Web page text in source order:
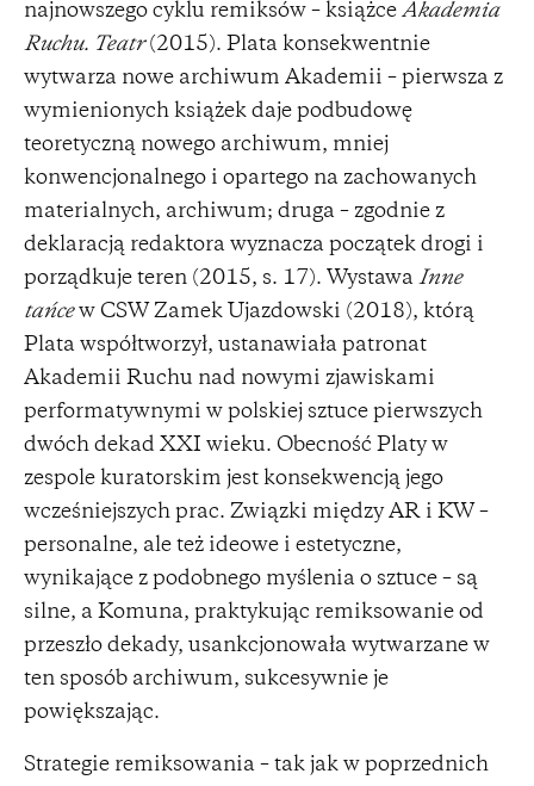
najnowszego cyklu remiksów – książce Akademia
Ruchu. Teatr(2015). Plata konsekwentnie
wytwarza nowe archiwum Akademii – pierwsza z
wymienionych książek daje podbudowę
teoretyczną nowego archiwum, mniej
konwencjonalnego i opartego na zachowanych
materialnych, archiwum; druga – zgodnie z
deklaracją redaktora wyznacza początek drogi i
porządkuje teren (2015, s. 17). Wystawa Inne
tańcew CSW Zamek Ujazdowski (2018), którą
Plata współtworzył, ustanawiała patronat
Akademii Ruchu nad nowymi zjawiskami
performatywnymi w polskiej sztuce pierwszych
dwóch dekad XXI wieku. Obecność Platy w
zespole kuratorskim jest konsekwencją jego
wcześniejszych prac. Związki między AR i KW –
personalne, ale też ideowe i estetyczne,
wynikające z podobnego myślenia o sztuce – są
silne, a Komuna, praktykując remiksowanie od
przeszło dekady, usankcjonowała wytwarzane w
ten sposób archiwum, sukcesywnie je
powiększając.
Strategie remiksowania – tak jak w poprzednich